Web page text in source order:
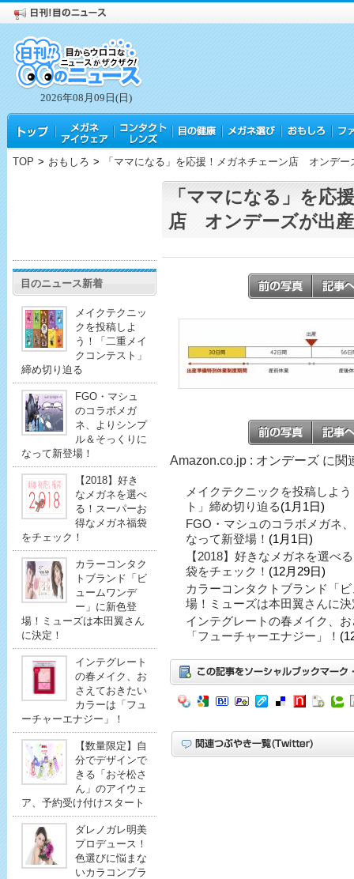
2026年08月09日(日)
TOP > おもしろ > 「ママになる」を応援！メガネチェーン店 オンデー
目のニュース新着
メイクテクニッ
クを投稿しよ
う！「二重メイ
クコンテスト」
締め切り迫る
FGO・マシュ
のコラボメガ
ネ、よりシンプ
ル＆そっくりに
なって新登場！
【2018】好き
なメガネを選べ
る！スーパーお
得なメガネ福袋
をチェック！
カラーコンタク
トブランド「ビ
ュームワンデ
ー」に新色登
場！ミューズは本田翼さん
に決定！
インテグレート
の春メイク、お
さえておきたい
カラーは「フュ
ーチャーエナジー」！
【数量限定】自
分でデザインで
きる「おそ松さ
ん」のアイウェ
ア、予約受け付けスタート
ダレノガレ明美
プロデュース！
色選びに悩まな
いカラコンブラ
「ママになる」を応
店 オンデーズが出
Amazon.co.jp : オンデーズ に関
メイクテクニックを投稿しよ
ト」締め切り迫る(1月1日)
FGO・マシュのコラボメガネ
なって新登場！ (1月1日)
【2018】好きなメガネを選べ
袋をチェック！ (12月29日)
カラーコンタクトブランド「
場！ミューズは本田翼さんに決
インテグレートの春メイク、
「フューチャーエナジー」！